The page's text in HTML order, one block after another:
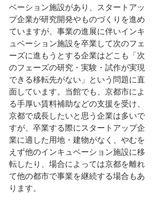
ベーション施設があり、スタートアッ
プ企業が研究開発やものづくりを進め
ていますが、事業の進展に伴いインキ
ュベーション施設を卒業して次のフェ
ーズに進もうとする企業はどこも「次
のフェーズの研究・実験・試作が実現
できる移転先がない」という問題に直
面しています。当館でも、京都市によ
る手厚い賃料補助などの支援を受け、
京都で成長したいと思う企業は多いで
すが、卒業する際にスタートアップ企
業に適した用地・建物がなく、やむを
えず他のインキュベーション施設に移
転したり、場合によっては京都を離れ
て他の都市で事業を継続する場合もあ
ります。